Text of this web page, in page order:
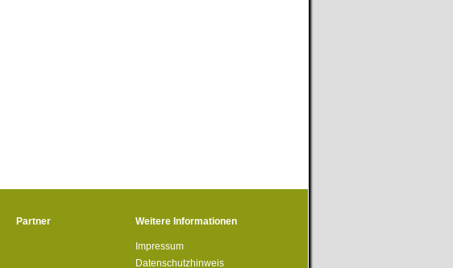
Partner Weitere Informationen
Impressum
Datenschutzhinweis